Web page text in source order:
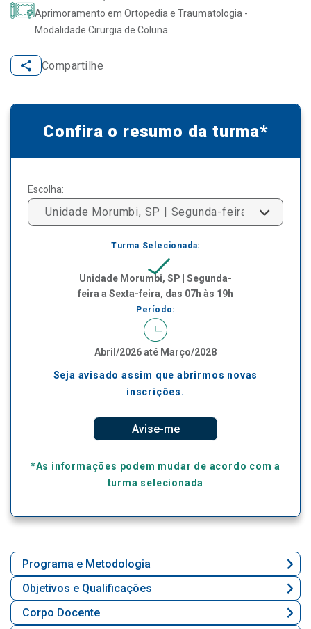
Aprimoramento em Ortopedia e Traumatologia -
Modalidade Cirurgia de Coluna.
Compartilhe
Confira o resumo da turma*
Escolha:
Unidade Morumbi, SP | Segunda-feira a Sexta-
Turma Selecionada:
Unidade Morumbi, SP | Segunda-
feira a Sexta-feira, das 07h às 19h
Período:
Abril/2026 até Março/2028
Seja avisado assim que abrirmos novas
inscrições.
Avise-me
*As informações podem mudar de acordo com a
turma selecionada
Programa e Metodologia
Corpo Docente
Objetivos e Qualificações